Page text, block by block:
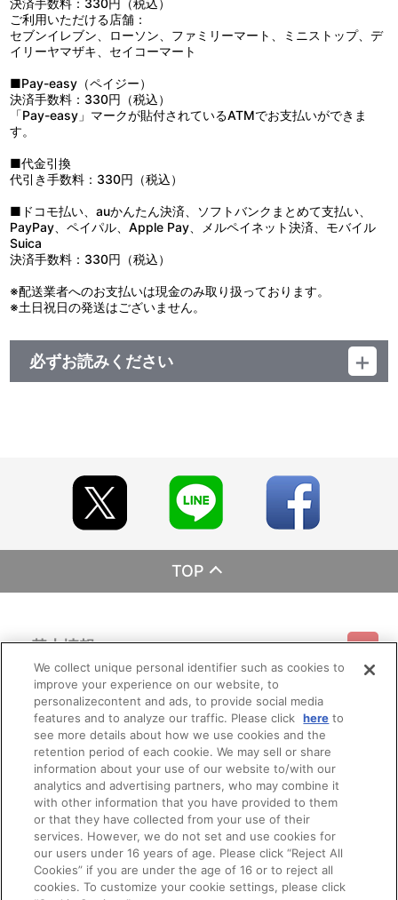
・最終回先行上映イベント映像
2018年12月21日（金）に実施された最終回先行上映会でのトー
クショーのダイジェスト映像
出演：三上哲（ダグ）、天﨑滉平（キリル）、ジョシュア・K・キ
ンダーテイカー）
・EXTRA一挙上映イベント映像
2019年3月31日（日）に実施されたEXTRA一挙上映会でのトー
クショーのダイジェスト映像
出演：三上哲（ダグ）、天﨑滉平（キリル）
・プロモーション映像集 02
他、仕様
・メインキャラクターデザイン桂正和描き下ろしイラスト使用三方
背ケース
ト使用ジャケット
決済手数料：330円（税込）
ご利用いただける店舗：
セブンイレブン、ローソン、ファミリーマート、ミニストップ、デ
イリーヤマザキ、セイコーマート
■Pay-easy（ペイジー）
決済手数料：330円（税込）
「Pay-easy」マークが貼付されているATMでお支払いができま
す。
■代金引換
代引き手数料：330円（税込）
■ドコモ払い、auかんたん決済、ソフトバンクまとめて支払い、
PayPay、ペイパル、Apple Pay、メルペイネット決済、モバイル
Suica
決済手数料：330円（税込）
※配送業者へのお支払いは現金のみ取り扱っております。
※土日祝日の発送はございません。
必ずお読みください
購入特典は終了となります。
※先着購入特典は、他、一般店舗でも同じ特典が先着で付属し
※特典の仕様は予告なく変更となる場合がございます。
発売元 バンダイナムコフィルムワークス
TOP
基本情報
利用規約 特定商取引法に基づく表示 プライバシーポリシー
プライバシーオプション 会社概要
ご利用情報
ご利用ガイド サイトマップ お問い合わせ
Do Not Sell or Share My Personal Information
会員メニュー
ログイン 会員規約 新規会員登録
その他のご案内
公式X バンダイナムコフィルムワークス
We collect unique personal identifier such as cookies to
improve your experience on our website, to
personalizecontent and ads, to provide social media
features and to analyze our traffic. Please click here to
see more details about how we use cookies and the
retention period of each cookie. We may sell or share
information about your use of our website to/with our
analytics and advertising partners, who may combine it
with other information that you have provided to them
or that they have collected from your use of their
services. However, we do not set and use cookies for
our users under 16 years of age. Please click “Reject All
Cookies” if you are under the age of 16 or to reject all
cookies. To customize your cookie settings, please click